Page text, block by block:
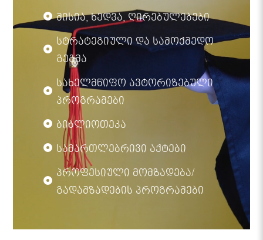
მისია, ხედვა, ღირებულებები
სტრატეგიული და სამოქმედო
გეგმა
სახელმწიფო ავტორიზებული
პროგრამები
ბიბლიოთეკა
სამართლებრივი აქტები
პროფესიული მომზადება/
გადამზადების პროგრამები